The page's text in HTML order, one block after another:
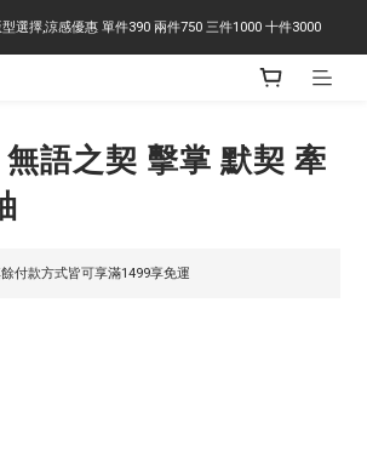
右下角訂閱LINE即享95折優惠
選擇,涼感優惠 單件390 兩件750 三件1000 十件3000
語之契 擊掌 默契 牽
付款方式皆可享滿1499享免運